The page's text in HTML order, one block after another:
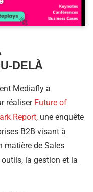
DELÀ
Mediafly a
réaliserFuture of
Report, une enquête
B2B visant à
matière de Sales
la gestion et la